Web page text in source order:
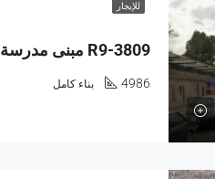
للإيجار
4986 بناء كامل